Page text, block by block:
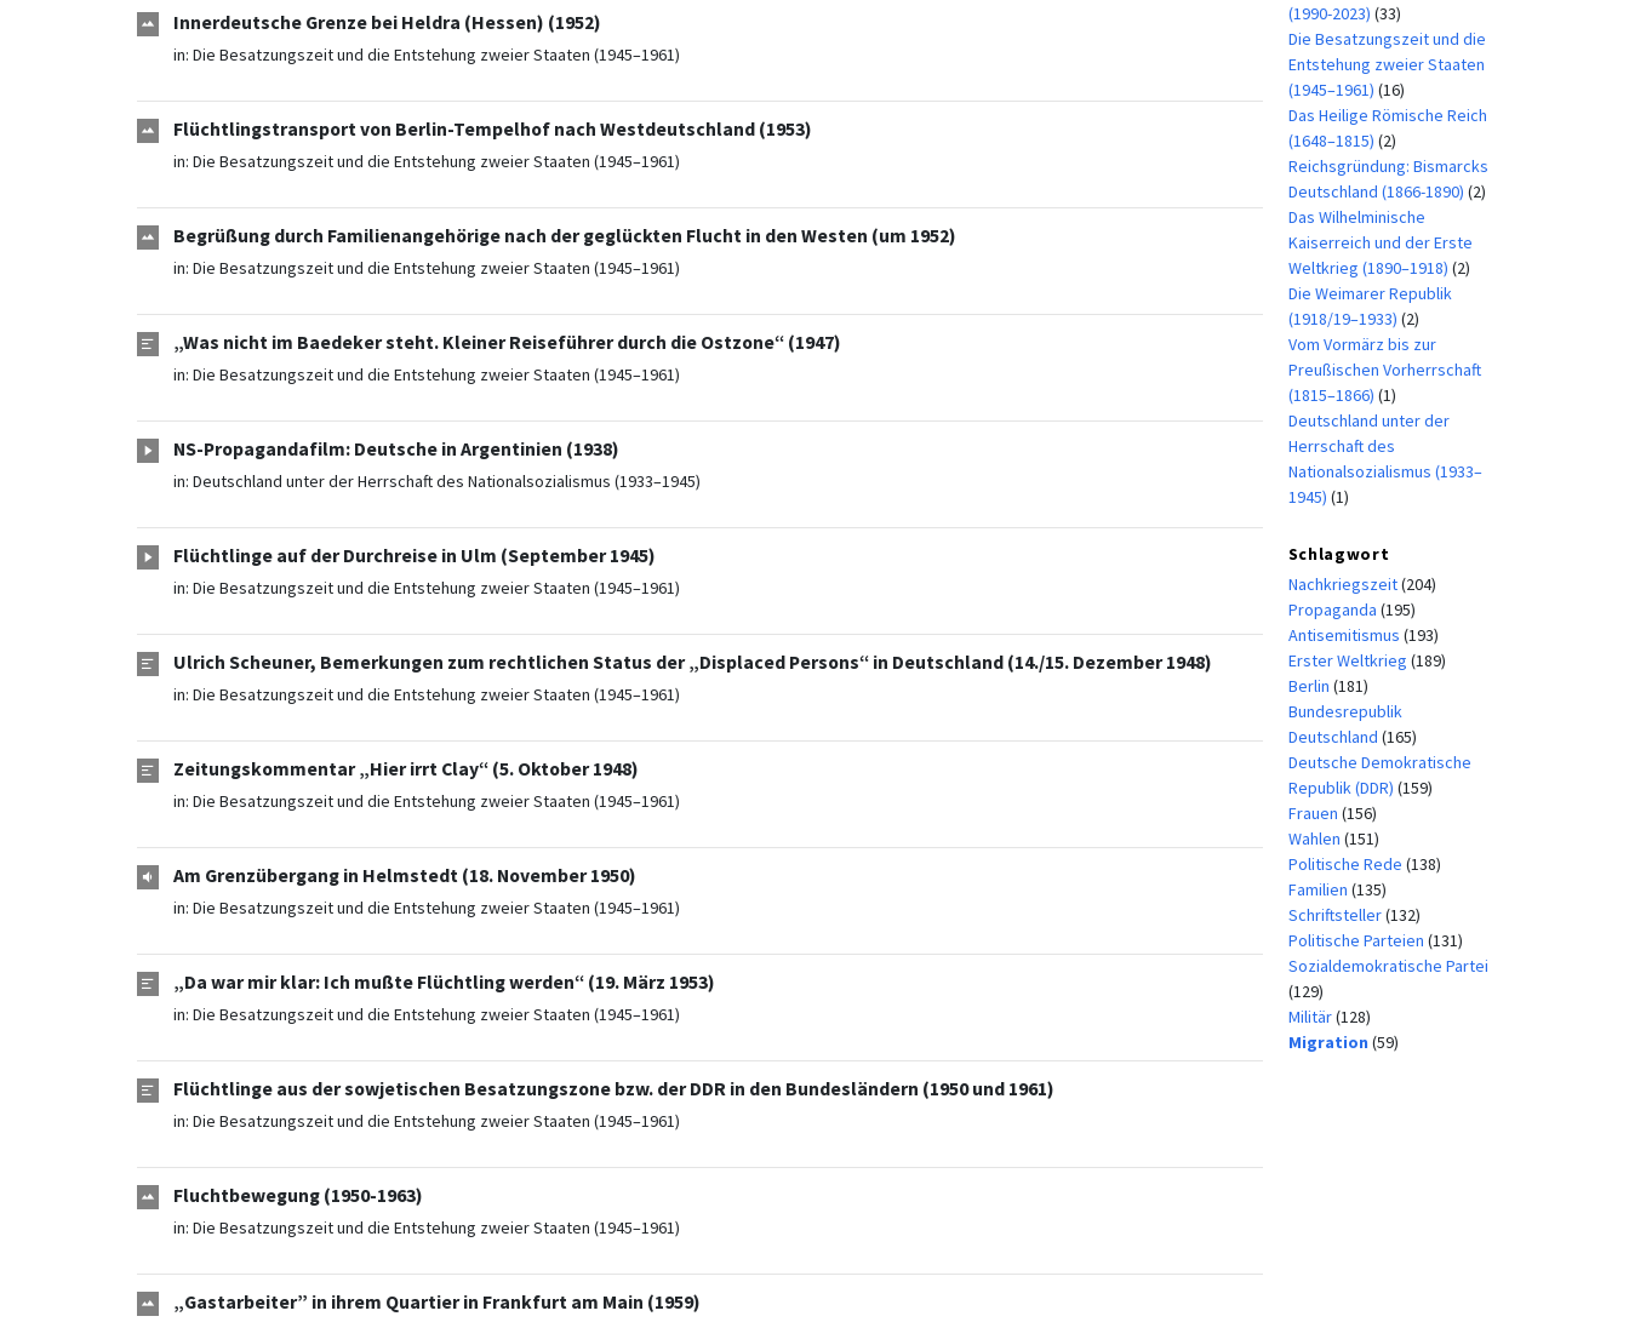
Innerdeutsche Grenze bei Heldra (Hessen) (1952)
in: Die Besatzungszeit und die Entstehung zweier Staaten (1945–1961)
Flüchtlingstransport von Berlin-Tempelhof nach Westdeutschland (1953)
in: Die Besatzungszeit und die Entstehung zweier Staaten (1945–1961)
Begrüßung durch Familienangehörige nach der geglückten Flucht in den Westen (um 1952)
in: Die Besatzungszeit und die Entstehung zweier Staaten (1945–1961)
„Was nicht im Baedeker steht. Kleiner Reiseführer durch die Ostzone“ (1947)
in: Die Besatzungszeit und die Entstehung zweier Staaten (1945–1961)
NS-Propagandafilm: Deutsche in Argentinien (1938)
in: Deutschland unter der Herrschaft des Nationalsozialismus (1933–1945)
Flüchtlinge auf der Durchreise in Ulm (September 1945)
in: Die Besatzungszeit und die Entstehung zweier Staaten (1945–1961)
Ulrich Scheuner, Bemerkungen zum rechtlichen Status der „Displaced Persons“ in Deutschland (14./15. Dezember 1948)
in: Die Besatzungszeit und die Entstehung zweier Staaten (1945–1961)
Zeitungskommentar „Hier irrt Clay“ (5. Oktober 1948)
in: Die Besatzungszeit und die Entstehung zweier Staaten (1945–1961)
Am Grenzübergang in Helmstedt (18. November 1950)
in: Die Besatzungszeit und die Entstehung zweier Staaten (1945–1961)
„Da war mir klar: Ich mußte Flüchtling werden“ (19. März 1953)
in: Die Besatzungszeit und die Entstehung zweier Staaten (1945–1961)
Flüchtlinge aus der sowjetischen Besatzungszone bzw. der DDR in den Bundesländern (1950 und 1961)
in: Die Besatzungszeit und die Entstehung zweier Staaten (1945–1961)
Fluchtbewegung (1950-1963)
in: Die Besatzungszeit und die Entstehung zweier Staaten (1945–1961)
„Gastarbeiter” in ihrem Quartier in Frankfurt am Main (1959)
(1990-2023) (33)
Die Besatzungszeit und die
Entstehung zweier Staaten
(1945–1961) (16)
Das Heilige Römische Reich
(1648–1815) (2)
Reichsgründung: Bismarcks
Deutschland (1866-1890) (2)
Das Wilhelminische
Kaiserreich und der Erste
Weltkrieg (1890–1918) (2)
Die Weimarer Republik
(1918/19–1933) (2)
Vom Vormärz bis zur
Preußischen Vorherrschaft
(1815–1866) (1)
Deutschland unter der
Herrschaft des
Nationalsozialismus (1933–
1945) (1)
Schlagwort
Nachkriegszeit(204)
Propaganda (195)
Antisemitismus (193)
Erster Weltkrieg (189)
Berlin (181)
Bundesrepublik
Deutschland (165)
Deutsche Demokratische
Republik (DDR) (159)
Frauen (156)
Wahlen (151)
Politische Rede (138)
Familien (135)
Schriftsteller(132)
Politische Parteien (131)
Sozialdemokratische Partei
(129)
Militär(128)
Migration (59)